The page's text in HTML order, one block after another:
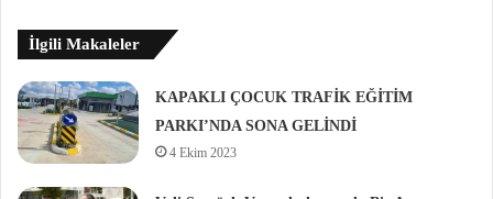
İlgili Makaleler
KAPAKLI ÇOCUK TRAFİK EĞİTİM
PARKI’NDA SONA GELİNDİ
4 Ekim 2023